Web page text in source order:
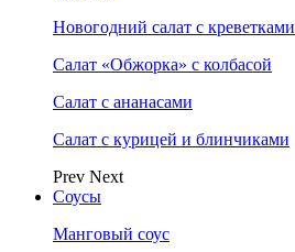
Новогодний салат с креветками
Салат «Обжорка» с колбасой
Салат с ананасами
Салат с курицей и блинчиками
Prev Next
Соусы
Манговый соус